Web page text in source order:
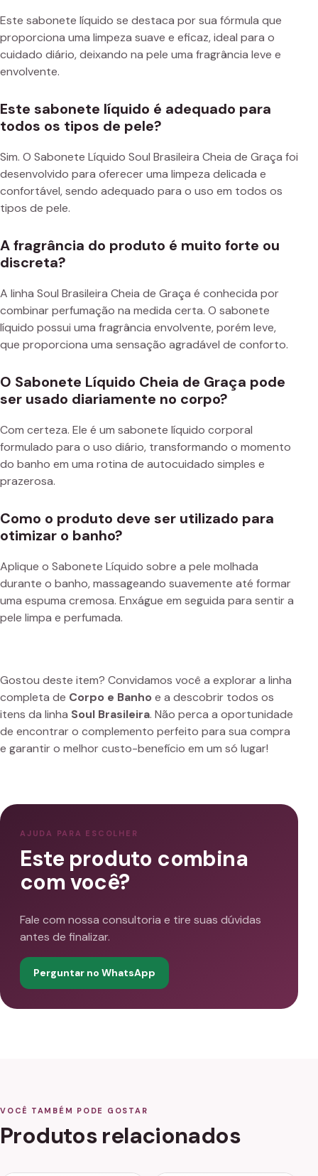
Este sabonete líquido se destaca por sua fórmula que
proporciona uma limpeza suave e eficaz, ideal para o
cuidado diário, deixando na pele uma fragrância leve e
envolvente.
Este sabonete líquido é adequado para
todos os tipos de pele?
Sim. O Sabonete Líquido Soul Brasileira Cheia de Graça foi
desenvolvido para oferecer uma limpeza delicada e
confortável, sendo adequado para o uso em todos os
tipos de pele.
A fragrância do produto é muito forte ou
discreta?
A linha Soul Brasileira Cheia de Graça é conhecida por
combinar perfumação na medida certa. O sabonete
líquido possui uma fragrância envolvente, porém leve,
que proporciona uma sensação agradável de conforto.
O Sabonete Líquido Cheia de Graça pode
ser usado diariamente no corpo?
Com certeza. Ele é um sabonete líquido corporal
formulado para o uso diário, transformando o momento
do banho em uma rotina de autocuidado simples e
prazerosa.
Como o produto deve ser utilizado para
otimizar o banho?
Aplique o Sabonete Líquido sobre a pele molhada
durante o banho, massageando suavemente até formar
uma espuma cremosa. Enxágue em seguida para sentir a
pele limpa e perfumada.
Gostou deste item? Convidamos você a explorar a linha
completa de Corpo e Banho e a descobrir todos os
itens da linha Soul Brasileira. Não perca a oportunidade
de encontrar o complemento perfeito para sua compra
e garantir o melhor custo-benefício em um só lugar!
AJUDA PARA ESCOLHER
Este produto combina
com você?
Fale com nossa consultoria e tire suas dúvidas
antes de finalizar.
Perguntar no WhatsApp
VOCÊ TAMBÉM PODE GOSTAR
Produtos relacionados